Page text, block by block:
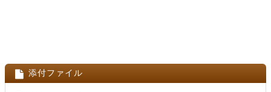
添付ファイル